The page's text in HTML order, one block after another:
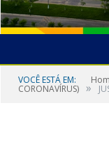
VOCÊ ESTÁ EM:
CORONAVÍRUS) »